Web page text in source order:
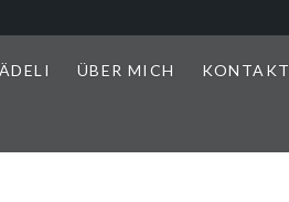
ÜBER MICH KONTAKT